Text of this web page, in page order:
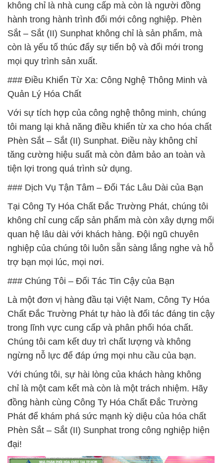
không chỉ là nhà cung cấp mà còn là người đồng
hành trong hành trình đổi mới công nghiệp. Phèn
Sắt – Sắt (II) Sunphat không chỉ là sản phẩm, mà
còn là yếu tố thúc đẩy sự tiến bộ và đổi mới trong
mọi quy trình sản xuất.
### Điều Khiển Từ Xa: Công Nghệ Thông Minh và
Quản Lý Hóa Chất
Với sự tích hợp của công nghệ thông minh, chúng
tôi mang lại khả năng điều khiển từ xa cho hóa chất
Phèn Sắt – Sắt (II) Sunphat. Điều này không chỉ
tăng cường hiệu suất mà còn đảm bảo an toàn và
tiện lợi trong quá trình sử dụng.
### Dịch Vụ Tận Tâm – Đối Tác Lâu Dài của Bạn
Tại Công Ty Hóa Chất Đắc Trường Phát, chúng tôi
không chỉ cung cấp sản phẩm mà còn xây dựng mối
quan hệ lâu dài với khách hàng. Đội ngũ chuyên
nghiệp của chúng tôi luôn sẵn sàng lắng nghe và hỗ
trợ bạn mọi lúc, mọi nơi.
### Chúng Tôi – Đối Tác Tin Cậy của Bạn
Là một đơn vị hàng đầu tại Việt Nam, Công Ty Hóa
Chất Đắc Trường Phát tự hào là đối tác đáng tin cậy
trong lĩnh vực cung cấp và phân phối hóa chất.
Chúng tôi cam kết duy trì chất lượng và không
ngừng nỗ lực để đáp ứng mọi nhu cầu của bạn.
Với chúng tôi, sự hài lòng của khách hàng không
chỉ là một cam kết mà còn là một trách nhiệm. Hãy
đồng hành cùng Công Ty Hóa Chất Đắc Trường
Phát để khám phá sức mạnh kỳ diệu của hóa chất
Phèn Sắt – Sắt (II) Sunphat trong công nghiệp hiện
đại!